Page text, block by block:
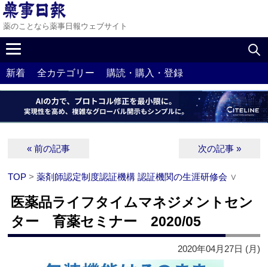
薬のことなら薬事日報ウェブサイト
新着 全カテゴリー 購読・購入・登録
« 前の記事 次の記事 »
TOP >薬剤師認定制度認証機構 認証機関の生涯研修会 ∨
医薬品ライフタイムマネジメントセン
ター 育薬セミナー 2020/05
2020年04月27日 (月)